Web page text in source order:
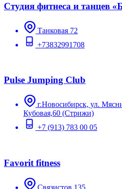
Студия фитнеса и танцев
Танковая 72
+73832991708
Pulse Jumping Club
г.Новосибирск, ул.
Кубовая,60 (Стрижи)
+7 (913) 783 00 05
Favorit fitness
Связистов 135